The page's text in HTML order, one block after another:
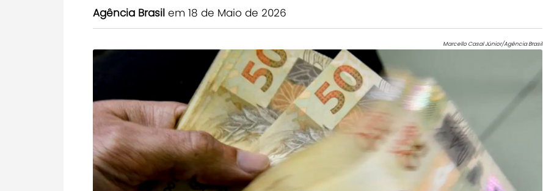
Agência Brasil em 18 de Maio de 2026
Marcello Casal Júnior/Agência Brasil